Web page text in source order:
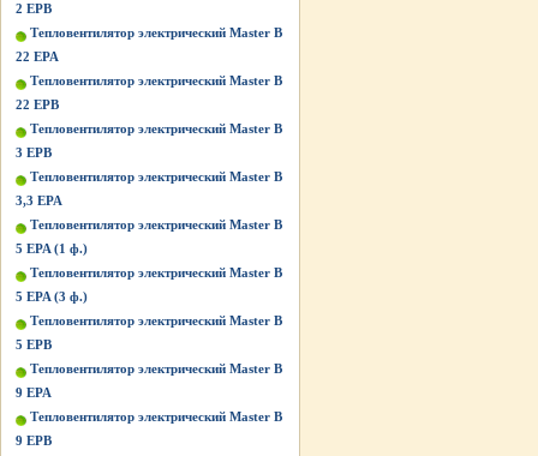
2 EPB
Тепловентилятор электрический Master B
22 EPA
Тепловентилятор электрический Master B
22 EPB
Тепловентилятор электрический Master B
3 EPB
Тепловентилятор электрический Master B
3,3 EPA
Тепловентилятор электрический Master B
5 EPA (1 ф.)
Тепловентилятор электрический Master B
5 EPA (3 ф.)
Тепловентилятор электрический Master B
5 EPB
Тепловентилятор электрический Master B
9 EPA
Тепловентилятор электрический Master B
9 EPB